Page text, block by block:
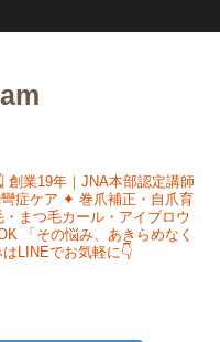
業19年｜JNA本部認定講師
症ケア ✦ 巻爪補正・自爪育
まつ毛カール・アイブロウ
「その悩み、あきらめなく
はLINEでお気軽に👇